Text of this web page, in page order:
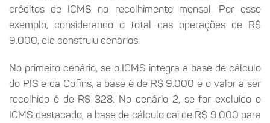
créditos de ICMS no recolhimento mensal. Por esse
exemplo, considerando o total das operações de R$
9.000, ele construiu cenários.
No primeiro cenário, se o ICMS integra a base de cálculo
do PIS e da Cofins, a base é de R$ 9.000 e o valor a ser
recolhido é de R$ 328. No cenário 2, se for excluído o
ICMS destacado, a base de cálculo cai de R$ 9.000 para